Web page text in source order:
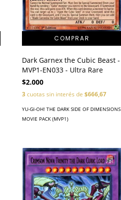
Dark Garnex the Cubic Beast -
MVP1-EN033 - Ultra Rare
$2.000
3cuotas sin interés de$666,67
YU-GI-OH! THE DARK SIDE OF DIMENSIONS
MOVIE PACK (MVP1)